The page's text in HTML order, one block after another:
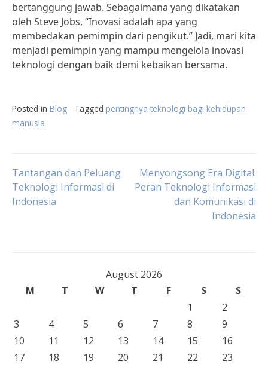
bertanggung jawab. Sebagaimana yang dikatakan
oleh Steve Jobs, “Inovasi adalah apa yang
membedakan pemimpin dari pengikut.” Jadi, mari kita
menjadi pemimpin yang mampu mengelola inovasi
teknologi dengan baik demi kebaikan bersama.
Posted in Blog Tagged pentingnya teknologi bagi kehidupan
manusia
Post
navigation
Tantangan dan Peluang
Teknologi Informasi di
Indonesia
Menyongsong Era Digital:
Peran Teknologi Informasi
dan Komunikasi di
Indonesia
August 2026
M
T W T F S
S
1
2
3
4 5 6 7 8
9
10
11 12 13 14 15
16
17
18 19 20 21 22
23